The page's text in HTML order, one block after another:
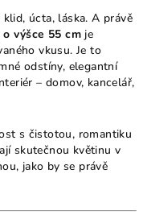
úcta, láska. A právě
výšce 55 cm je
vkusu. Je to
odstíny, elegantní
– domov, kancelář,
s čistotou, romantiku
skutečnou květinu v
jako by se právě